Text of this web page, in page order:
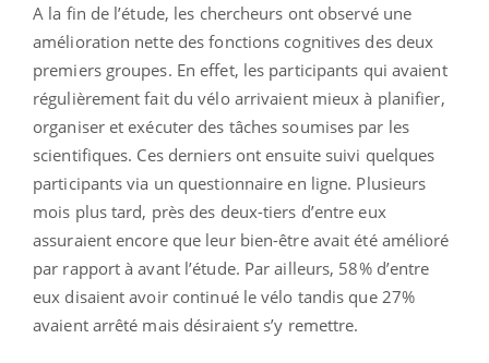
A la fin de l’étude, les chercheurs ont observé une
amélioration nette des fonctions cognitives des deux
premiers groupes. En effet, les participants qui avaient
régulièrement fait du vélo arrivaient mieux à planifier,
organiser et exécuter des tâches soumises par les
scientifiques. Ces derniers ont ensuite suivi quelques
participants via un questionnaire en ligne. Plusieurs
mois plus tard, près des deux-tiers d’entre eux
assuraient encore que leur bien-être avait été amélioré
par rapport à avant l’étude. Par ailleurs, 58% d’entre
eux disaient avoir continué le vélo tandis que 27%
avaient arrêté mais désiraient s’y remettre.